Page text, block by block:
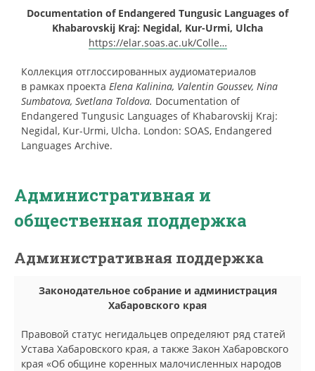
Documentation of Endangered Tungusic Languages of
Khabarovskij Kraj: Negidal, Kur-Urmi, Ulcha
https://elar.soas.ac.uk/Colle…
Коллекция отглоссированных аудиоматериалов
в рамках проекта Elena Kalinina, Valentin Goussev, Nina
Sumbatova, Svetlana Toldova. Documentation of
Endangered Tungusic Languages of Khabarovskij Kraj:
Negidal, Kur-Urmi, Ulcha. London: SOAS, Endangered
Languages Archive.
Административная и
общественная поддержка
Административная поддержка
Законодательное собрание и администрация
Хабаровского края
Правовой статус негидальцев определяют ряд статей
Устава Хабаровского края, а также Закон Хабаровского
края «Об общине коренных малочисленных народов